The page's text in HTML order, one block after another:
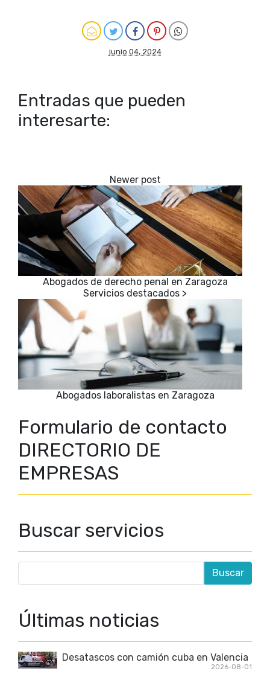
junio 04, 2024
Entradas que pueden
interesarte:
Abogados de derecho penal en Zaragoza
Abogados laboralistas en Zaragoza
Formulario de contacto
DIRECTORIO DE
EMPRESAS
Buscar servicios
Últimas noticias
Desatascos con camión cuba en Valencia
2026-08-01